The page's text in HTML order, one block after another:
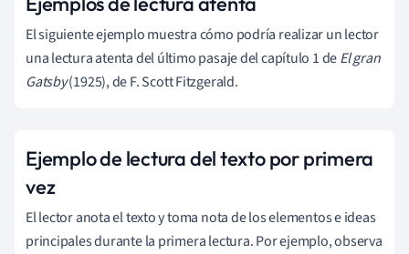
El siguiente ejemplo muestra cómo podría realizar un lector
una lectura atenta del último pasaje del capítulo 1 deEl gran
Gatsby(1925), de F. Scott Fitzgerald.
Ejemplo de lectura del texto por primera
vez
El lector anota el texto y toma nota de los elementos e ideas
principales durante la primera lectura. Por ejemplo, observa